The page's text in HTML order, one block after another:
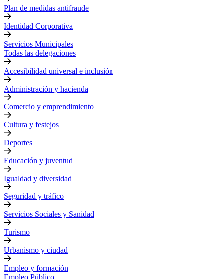
Plan de medidas antifraude
Identidad Corporativa
Servicios Municipales
Todas las delegaciones
Accesibilidad universal e inclusión
Administración y hacienda
Comercio y emprendimiento
Cultura y festejos
Deportes
Educación y juventud
Igualdad y diversidad
Seguridad y tráfico
Servicios Sociales y Sanidad
Turismo
Urbanismo y ciudad
Empleo y formación
Empleo Público